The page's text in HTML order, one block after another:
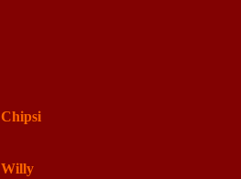
Chipsi
Willy